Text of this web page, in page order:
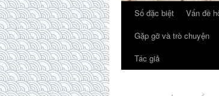
Số đặc biệt Vấn đề
Gặp gỡ và trò chuyện
Tác giả